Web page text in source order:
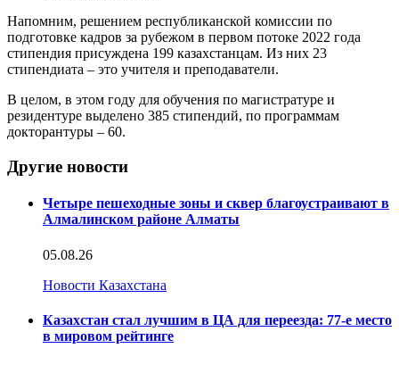
Напомним, решением республиканской комиссии по
подготовке кадров за рубежом в первом потоке 2022 года
стипендия присуждена 199 казахстанцам. Из них 23
стипендиата – это учителя и преподаватели.
В целом, в этом году для обучения по магистратуре и
резидентуре выделено 385 стипендий, по программам
докторантуры – 60.
Другие новости
Четыре пешеходные зоны и сквер благоустраивают в
Алмалинском районе Алматы
05.08.26
Новости Казахстана
Казахстан стал лучшим в ЦА для переезда: 77-е место
в мировом рейтинге